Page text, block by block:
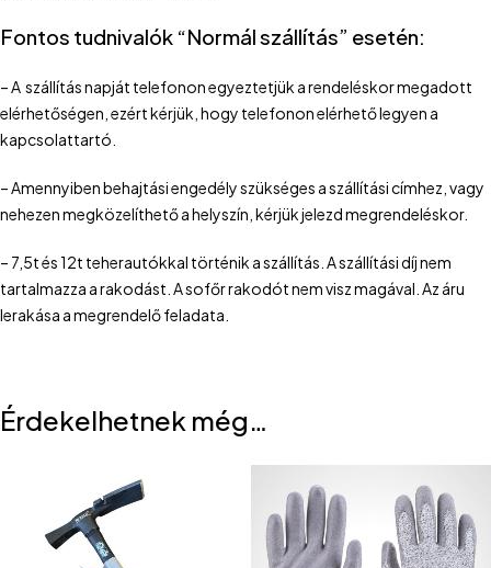
Fontos tudnivalók “Normál szállítás” esetén:
– A szállítás napját telefonon egyeztetjük a rendeléskor megadott
elérhetőségen, ezért kérjük, hogy telefonon elérhető legyen a
kapcsolattartó.
– Amennyiben behajtási engedély szükséges a szállítási címhez, vagy
nehezen megközelíthető a helyszín, kérjük jelezd megrendeléskor.
– 7,5t és 12t teherautókkal történik a szállítás. A szállítási díj nem
tartalmazza a rakodást. A sofőr rakodót nem visz magával. Az áru
lerakása a megrendelő feladata.
Érdekelhetnek még…